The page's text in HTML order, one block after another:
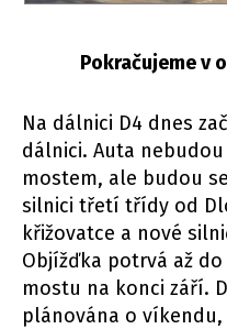
Pokračujeme v
Na dálnici D4 dnes
dálnici. Auta
mostem, ale budou
silnici třetí třídy od
křižovatce a nové
Objížďka potrvá až
mostu na konci září.
plánována o